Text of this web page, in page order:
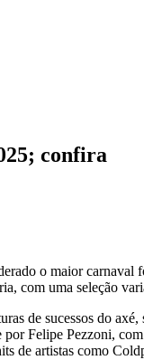
confira
o maior carnaval
com uma seleção
de sucessos do
Felipe Pezzoni,
de artistas como